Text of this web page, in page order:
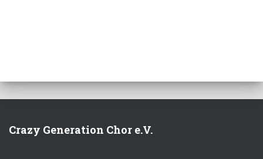
Crazy Generation Chor e.V.